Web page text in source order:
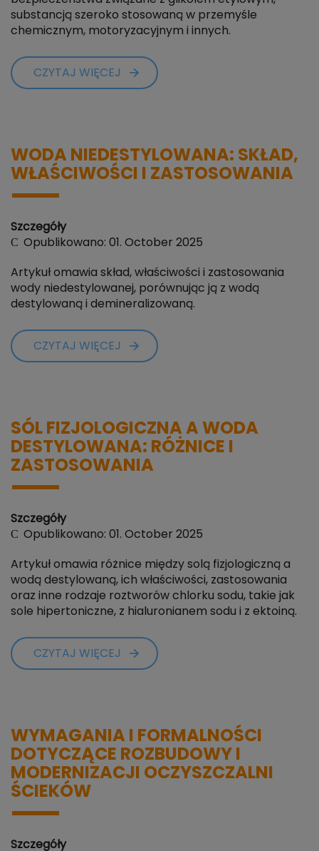
substancją szeroko stosowaną w przemyśle
chemicznym, motoryzacyjnym i innych.
CZYTAJ WIĘCEJ
WODA NIEDESTYLOWANA: SKŁAD,
WŁAŚCIWOŚCI I ZASTOSOWANIA
Szczegóły
Opublikowano: 01. October 2025
Artykuł omawia skład, właściwości i zastosowania
wody niedestylowanej, porównując ją z wodą
destylowaną i demineralizowaną.
CZYTAJ WIĘCEJ
SÓL FIZJOLOGICZNA A WODA
DESTYLOWANA: RÓŻNICE I
ZASTOSOWANIA
Szczegóły
Opublikowano: 01. October 2025
Artykuł omawia różnice między solą fizjologiczną a
wodą destylowaną, ich właściwości, zastosowania
oraz inne rodzaje roztworów chlorku sodu, takie jak
sole hipertoniczne, z hialuronianem sodu i z ektoiną.
CZYTAJ WIĘCEJ
WYMAGANIA I FORMALNOŚCI
DOTYCZĄCE ROZBUDOWY I
MODERNIZACJI OCZYSZCZALNI
ŚCIEKÓW
Szczegóły